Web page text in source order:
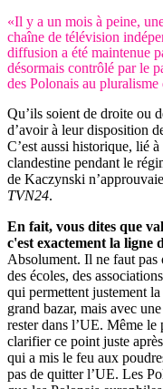
«Il y a un mois à peine,
chaîne de télévision
diffusion a été maintenue
désormais contrôlé par le
des Polonais au pluralisme
Qu’ils soient de droite ou
d’avoir à leur disposition
C’est aussi historique, lié
clandestine pendant le
de Kaczynski
TVN24.
En fait, vous dites que
c'est exactement la ligne
Absolument. Il ne faut pas
des écoles, des
qui permettent justement
grand bazar, mais avec
rester dans l’UE. Même
clarifier ce point juste
qui a mis le feu aux
pas de quitter l’UE. Les